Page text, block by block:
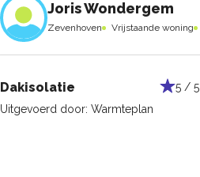
Joris Wondergem
Zevenhoven Vrijstaande woning
Dakisolatie
5 / 5
Uitgevoerd door: Warmteplan